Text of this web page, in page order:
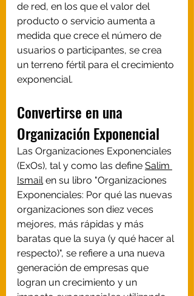
de red, en los que el valor del
producto o servicio aumenta a
medida que crece el número de
usuarios o participantes, se crea
un terreno fértil para el crecimiento
exponencial.
Convertirse en una
Organización Exponencial
Las Organizaciones Exponenciales
(ExOs), tal y como las define Salim
Ismail en su libro "Organizaciones
Exponenciales: Por qué las nuevas
organizaciones son diez veces
mejores, más rápidas y más
baratas que la suya (y qué hacer al
respecto)", se refiere a una nueva
generación de empresas que
logran un crecimiento y un